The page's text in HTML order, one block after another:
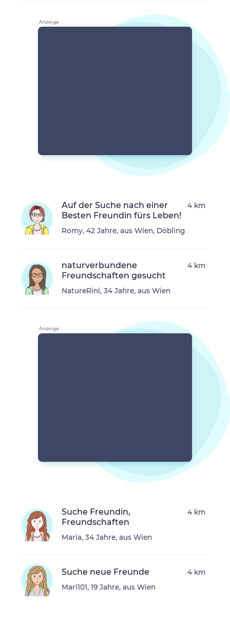
Auf der Suche nach einer
Besten Freundin fürs Leben!
Romy, 42 Jahre, aus Wien, Döbling
4 km
naturverbundene
Freundschaften gesucht
NatureRini, 34 Jahre, aus Wien
4 km
Suche Freundin,
Freundschaften
Maria, 34 Jahre, aus Wien
4 km
Suche neue Freunde
Mari101, 19 Jahre, aus Wien
4 km